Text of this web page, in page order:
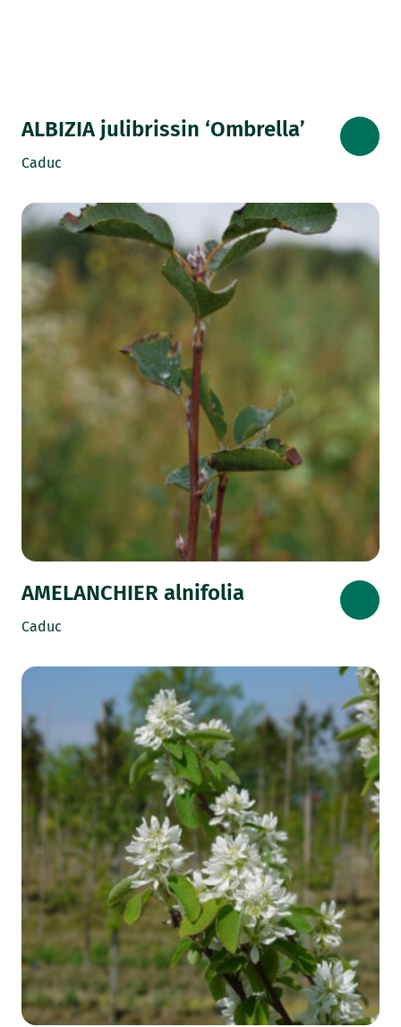
ALBIZIA julibrissin ‘Ombrella’
Caduc
AMELANCHIER alnifolia
Caduc